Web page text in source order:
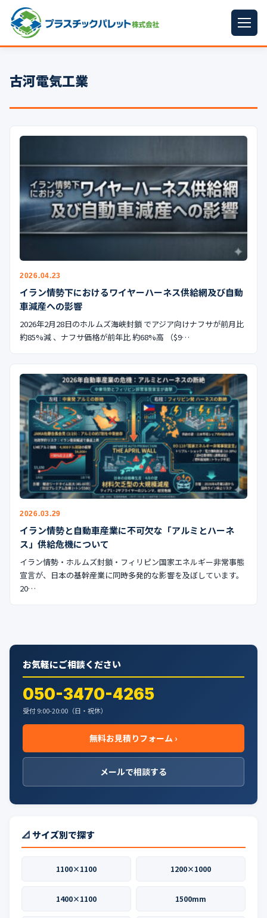
パレットサイズ
プラパレット ▼
コンテナ ▼
中古パレット
再生原料
梱包資材
公式ブログ
会社案内
🇺🇸🇰🇷🇹🇼🇻🇳
古河電気工業
2026.04.23
イラン情勢下におけるワイヤーハーネス供給網及び自動
車減産への影響
2026年2月28日のホルムズ海峡封鎖 でアジア向けナフサが前月比
約85%減 、ナフサ価格が前年比 約68%高 （$9…
2026.03.29
イラン情勢と自動車産業に不可欠な「アルミとハーネ
ス」供給危機について
イラン情勢・ホルムズ封鎖・フィリピン国家エネルギー非常事態
宣言が、日本の基幹産業に同時多発的な影響を及ぼしています。
20…
お気軽にご相談ください
050-3470-4265
受付 9:00-20:00（日・祝休）
無料お見積りフォーム ›
メールで相談する
📐 サイズ別で探す
1100×1100 1200×1000
1400×1100 1500mm